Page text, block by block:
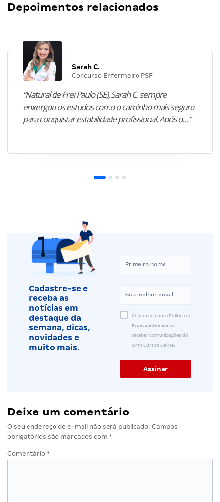
Depoimentos relacionados
Sarah C.
Concurso Enfermeiro PSF
“Natural de Frei Paulo (SE), Sarah C. sempre
enxergou os estudos como o caminho mais seguro
para conquistar estabilidade profissional. Após o…”
Cadastre-se e
receba as
notícias em
destaque da
semana, dicas,
novidades e
muito mais.
Concordo com a Política de
Privacidade e aceito
receber comunicações do
Gran Cursos Online.
Deixe um comentário
O seu endereço de e-mail não será publicado. Campos
obrigatórios são marcados com *
Comentário *